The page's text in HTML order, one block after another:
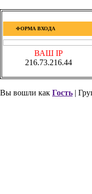
ФОРМА ВХОДА
ВАШ IP
216.73.216.44
Вы вошли как Гость |